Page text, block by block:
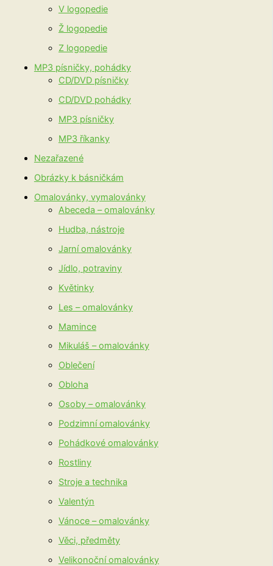
V logopedie
Ž logopedie
Z logopedie
MP3 písničky, pohádky
CD/DVD písničky
CD/DVD pohádky
MP3 písničky
MP3 říkanky
Nezařazené
Obrázky k básničkám
Omalovánky, vymalovánky
Abeceda – omalovánky
Hudba, nástroje
Jarní omalovánky
Jídlo, potraviny
Květinky
Les – omalovánky
Mamince
Mikuláš – omalovánky
Oblečení
Obloha
Osoby – omalovánky
Podzimní omalovánky
Pohádkové omalovánky
Rostliny
Stroje a technika
Valentýn
Vánoce – omalovánky
Věci, předměty
Velikonoční omalovánky